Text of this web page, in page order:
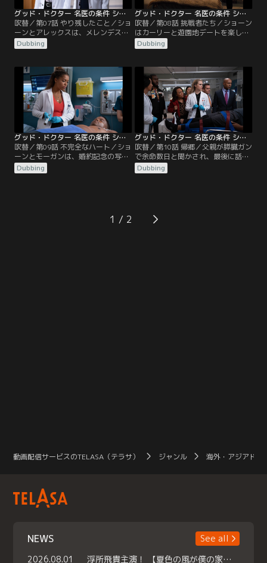
グッド・ドクター 名医の条件 シーズン3 第07話／吹替
吹替／第07話 やり残したこと／ショ
ーンとアレックスは、メレンデスと
共に免疫不全の患者タラを担当す
る。タラは感染した組織を取り除く
してしまう。リスクの高い遺伝子治
療を行うことに尻込みするタラに、
ショーンは無菌室で孤独に過ごすよ
り人と交わって生きるべきだと話
す。ショーンの説得により治療を受
けたタラは…。
Dubbing
グッド・ドクター 名医の条件 シーズン3 第08話／吹替
吹替／第08話 挑戦者たち／ショーン
はカーリーと遊園地デートを楽し
み、その夜、気分が盛り上がり結ば
れようとするが一歩手前でショーン
ンとアレックスは、心臓を患うロザ
リンドを担当する。彼女は骨髄性白
血病の研究で成果を上げた有名な医
師だったが、研究を貫くために離婚
した夫レオに見守られながら亡くな
る…。
Dubbing
グッド・ドクター 名医の条件 シーズン3 第09話／吹替
吹替／第09話 不完全なハート／ショ
ーンとモーガンは、婚約記念の写真
撮影中に脳梗塞に似た症状を起こし
た25歳のジーニーを診る。腫瘍が見
し、トニーは恋人を救うため、セッ
クスなしでも大丈夫だとジーニーに
Dubbing
グッド・ドクター 名医の条件 シーズン3 第10話／吹替
吹替／第10話 帰郷／父親が膵臓ガン
で余命数日と聞かされ、最後に話す
べきだとグラスマンに説得されたシ
ョーンは、リアとグラスマンを伴い
つけ、家を飛び出すショーン。翌
朝、母の思いを受け父を許そうと家
Dubbing
1
動画配信サービスのTELASA（テラサ） ジャンル 海外・アジアドラ
NEWS
See all
2026.08.01
浮所飛貴主演！ 【夏色の風が僕の家にやってきた】 本日よりテラサで独占配信スタート！